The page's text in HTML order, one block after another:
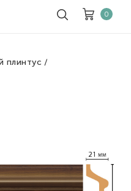
0
0
плинтус